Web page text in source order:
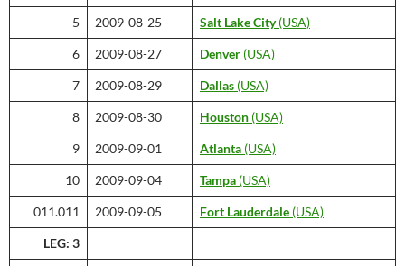
5 2009-08-25 Salt Lake City(USA)
6 2009-08-27 Denver (USA)
7 2009-08-29 Dallas (USA)
8 2009-08-30 Houston (USA)
9 2009-09-01 Atlanta (USA)
10 2009-09-04 Tampa (USA)
011.011 2009-09-05 Fort Lauderdale (USA)
LEG: 3